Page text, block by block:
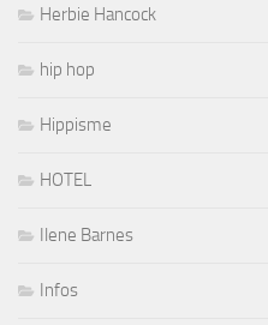
Herbie Hancock
hip hop
Hippisme
HOTEL
Ilene Barnes
Infos